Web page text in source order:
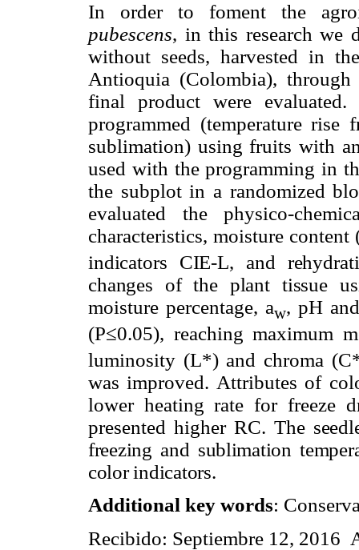
In order to foment the
pubescens, in this research we
without seeds, harvested in
Antioquia (Colombia),
final product were
programmed (temperature
sublimation) using fruits with
used with the programming in
the subplot in a randomized
evaluated the physico-
characteristics, moisture
indicators CIE-L, and
changes of the plant tissue
moisture percentage, aw, pH
(P≤0.05), reaching maximum
luminosity (L*) and chroma
was improved. Attributes of
lower heating rate for freeze
presented higher RC. The
freezing and sublimation
color indicators.
Additional key words:
Recibido: Septiembre 12, 2016